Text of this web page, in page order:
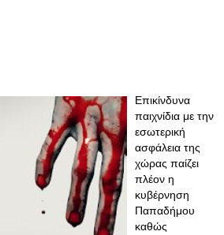
Eπικίνδυνα
παιχνίδια με την
εσωτερική
ασφάλεια της
χώρας παίζει
πλέον η
κυβέρνηση
Παπαδήμου
καθώς